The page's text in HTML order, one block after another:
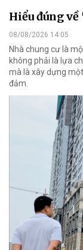
Hiểu đúng
08/08/2026 14:05
Nhà chung cư là
không phải là lựa
mà là xây dựng
đảm.